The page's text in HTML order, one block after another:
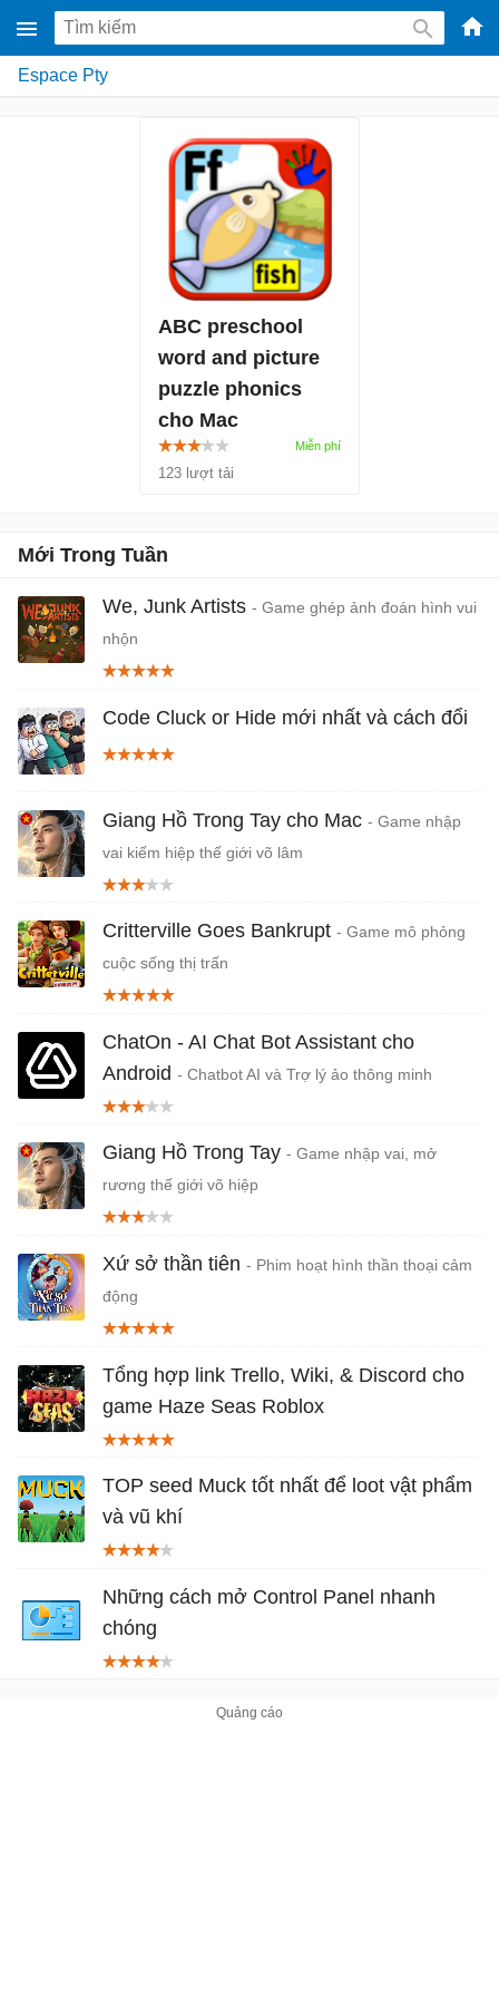
-
Espace Pty
ABC preschool
word and picture
puzzle phonics
cho Mac
1.4
ABC preschool word and
trẻ mầm non và mẫu giáo
Anh với các âm tiết và
trường hoc tập vui nhộn
thu tự nhiên, nhớ lâu hơn
và phát triển khả năng
123 lượt tải
Mới Trong Tuần
We, Junk Artists - Game ghép ảnh đoán hình vui
nhộn
Code Cluck or Hide mới nhất và cách đổi
Giang Hồ Trong Tay cho Mac - Game nhập
vai kiếm hiệp thế giới võ lâm
Critterville Goes Bankrupt - Game mô phỏng
cuộc sống thị trấn
ChatOn - AI Chat Bot Assistant cho
Android - Chatbot AI và Trợ lý ảo thông minh
Giang Hồ Trong Tay - Game nhập vai, mở
rương thế giới võ hiệp
Xứ sở thần tiên - Phim hoạt hình thần thoại cảm
động
Tổng hợp link Trello, Wiki, & Discord cho
game Haze Seas Roblox
TOP seed Muck tốt nhất để loot vật phẩm
và vũ khí
Những cách mở Control Panel nhanh
chóng